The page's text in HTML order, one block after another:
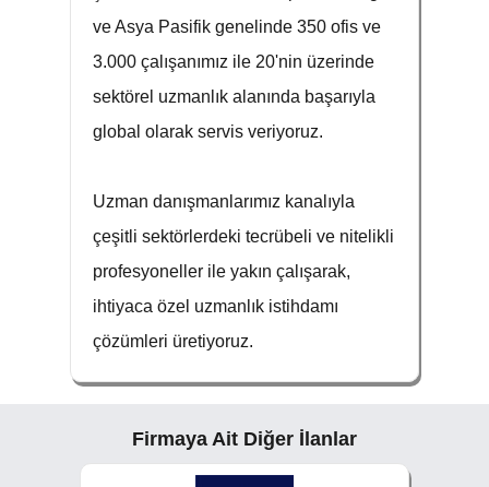
ve Asya Pasifik genelinde 350 ofis ve
3.000 çalışanımız ile 20'nin üzerinde
sektörel uzmanlık alanında başarıyla
global olarak servis veriyoruz.
Uzman danışmanlarımız kanalıyla
çeşitli sektörlerdeki tecrübeli ve nitelikli
profesyoneller ile yakın çalışarak,
ihtiyaca özel uzmanlık istihdamı
çözümleri üretiyoruz.
Firmaya Ait Diğer İlanlar